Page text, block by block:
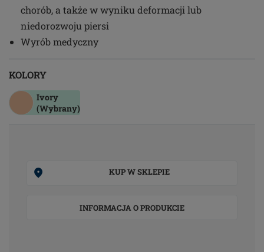
chorób, a także w wyniku deformacji lub
niedorozwoju piersi
Wyrób medyczny
KOLORY
Ivory
(Wybrany)
KUP W SKLEPIE
INFORMACJA O PRODUKCIE